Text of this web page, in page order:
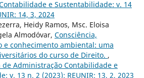
e Sustentabilidade: v. 14
14, 3, 2024
Heidy Ramos, Msc. Eloisa
Almodóvar, Consciência,
e conhecimento ambiental: uma
do curso de Direito. ,
de Administração Contabilidade e
v. 13 n. 2 (2023): REUNIR: 13, 2, 2023